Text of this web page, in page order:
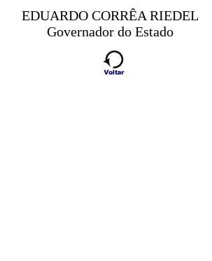
EDUARDO CORRÊA RIEDEL
Governador do Estado